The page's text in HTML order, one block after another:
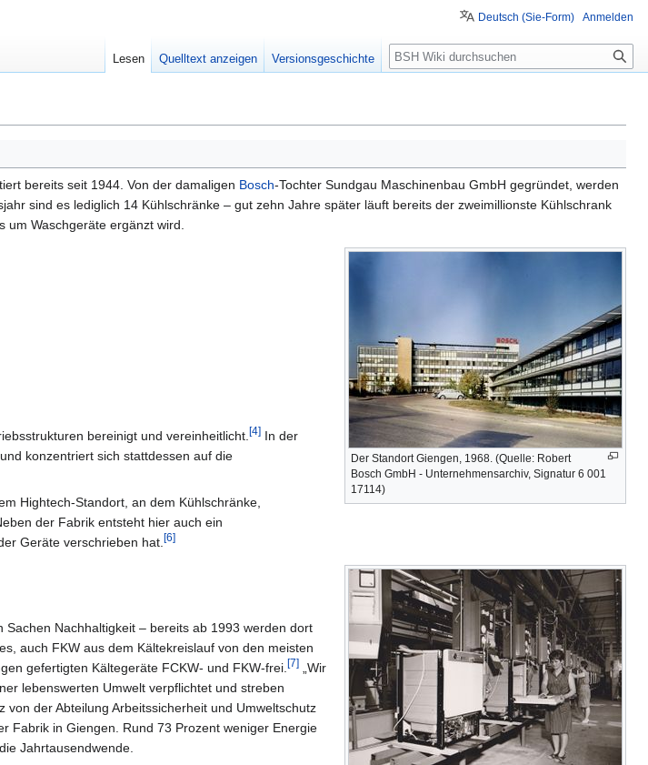
bereits seit 1944. Von der damaligen Bosch-Tochter Sundgau Maschinenbau GmbH gegründet, werden
sind es lediglich 14 Kühlschränke – gut zehn Jahre später läuft bereits der zweimillionste Kühlschrank
um Waschgeräte ergänzt wird.
Der Standort Giengen, 1968. (Quelle: Robert
Bosch GmbH - Unternehmensarchiv, Signatur 6 001
17114)
bereinigt und vereinheitlicht. [4] In der
konzentriert sich stattdessen auf die
Hightech-Standort, an dem Kühlschränke,
der Fabrik entsteht hier auch ein
Geräte verschrieben hat. [6]
Nachhaltigkeit – bereits ab 1993 werden dort
auch FKW aus dem Kältekreislauf von den meisten
gefertigten Kältegeräte FCKW- und FKW-frei. [7]
„Wir
lebenswerten Umwelt verpflichtet und streben
der Abteilung Arbeitssicherheit und Umweltschutz
Fabrik in Giengen. Rund 73 Prozent weniger Energie
Jahrtausendwende.
Deutsch (Sie-Form) Anmelden
Lesen Quelltext anzeigen Versionsgeschichte Suche